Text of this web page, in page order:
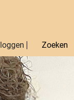
Zoeken